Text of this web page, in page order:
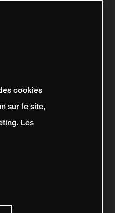
cookies
sur le site,
Les